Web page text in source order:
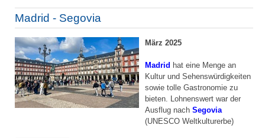
Madrid - Segovia
März 2025
Madrid hat eine Menge an
Kultur und Sehenswürdigkeiten
sowie tolle Gastronomie zu
bieten. Lohnenswert war der
Ausflug nach Segovia
(UNESCO Weltkulturerbe)